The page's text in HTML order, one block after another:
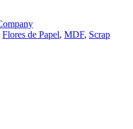
Flores de Papel, MDF, Scrap